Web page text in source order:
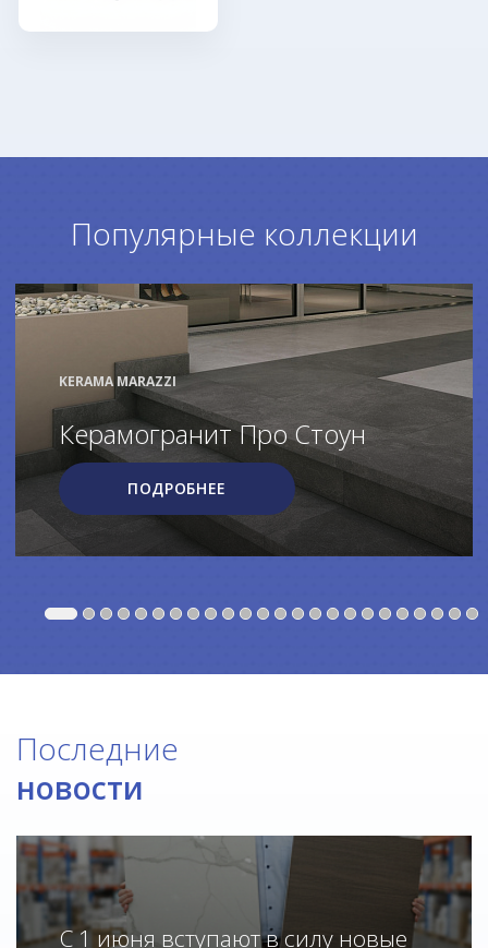
Популярные коллекции
KERAMA MARAZZI
Керамогранит Про Стоун
ПОДРОБНЕЕ
Последние
новости
С 1 июня вступают в силу новые